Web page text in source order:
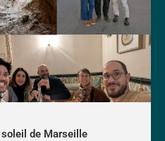
de Marseille